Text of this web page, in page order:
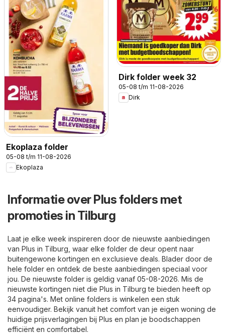
Ekoplaza folder
05-08 t/m 11-08-2026
Ekoplaza
Dirk folder week 32
05-08 t/m 11-08-2026
Dirk
Informatie over Plus folders met
promoties in Tilburg
Laat je elke week inspireren door de nieuwste aanbiedingen
van Plus in Tilburg, waar elke folder de deur opent naar
buitengewone kortingen en exclusieve deals. Blader door de
hele folder en ontdek de beste aanbiedingen speciaal voor
jou. De nieuwste folder is geldig vanaf 05-08-2026. Mis de
nieuwste kortingen niet die Plus in Tilburg te bieden heeft op
34 pagina's. Met online folders is winkelen een stuk
eenvoudiger. Bekijk vanuit het comfort van je eigen woning de
huidige prijsverlagingen bij Plus en plan je boodschappen
efficiënt en comfortabel.